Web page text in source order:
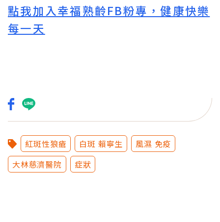
點我加入幸福熟齡FB粉專，健康快樂
每一天
紅斑性狼瘡 白斑 賴寧生
風濕 免疫
大林慈濟醫院
症狀